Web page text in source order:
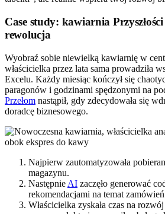
Case study: kawiarnia
rewolucja
Wyobraź sobie niewielką kawiarnię w
właścicielka przez lata sama prowadziła
Excelu. Każdy miesiąc kończył się
paragonów i godzinami spędzonymi na
Przełom nastąpił, gdy zdecydowała się
doradcę biznesowego.
Najpierw zautomatyzowała
magazynu.
Następnie AI zaczęło generować
rekomendacjami na temat
Właścicielka zyskała czas na